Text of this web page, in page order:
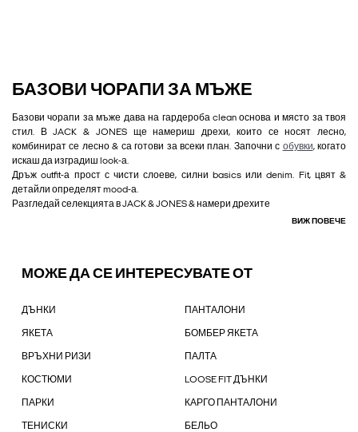
БАЗОВИ ЧОРАПИ ЗА МЪЖЕ
Базови чорапи за мъже дава на гардероба clean основа и място за твоя
стил. В JACK & JONES ще намериш дрехи, които се носят лесно,
комбинират се лесно & са готови за всеки план. Започни с обувки, когато
искаш да изградиш look-а.
Дръж outfit-а прост с чисти слоеве, силни basics или denim. Fit, цвят &
детайли определят mood-а.
Разгледай селекцията в JACK & JONES & намери дрехите
ВИЖ ПОВЕЧЕ
МОЖЕ ДА СЕ ИНТЕРЕСУВАТЕ ОТ
ДЪНКИ ПАНТАЛОНИ
ЯКЕТА БОМБЕР ЯКЕТА
ВРЪХНИ РИЗИ ПАЛТА
КОСТЮМИ LOOSE FIT ДЪНКИ
ПАРКИ КАРГО ПАНТАЛОНИ
ТЕНИСКИ БЕЛЬО